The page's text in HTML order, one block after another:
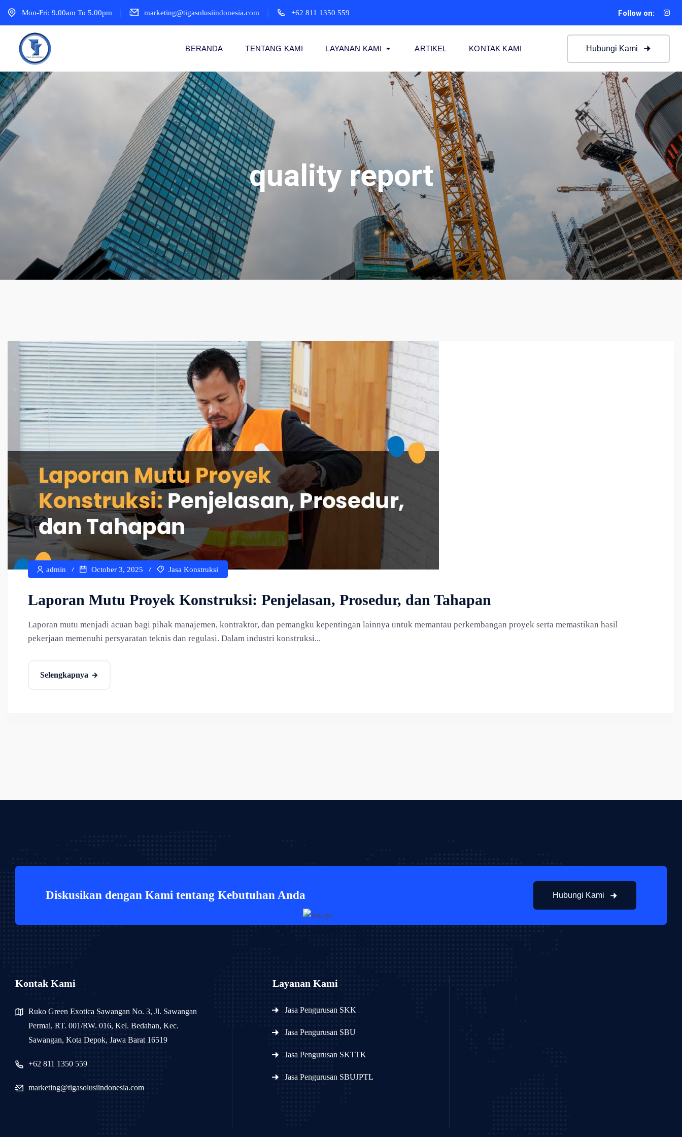
Mon-Fri: 9.00am To 5.00pm marketing@tigasolusiindonesia.com +62 811 1350 559 Follow on:
BERANDA TENTANG KAMI LAYANAN KAMI ARTIKEL KONTAK KAMI Hubungi Kami
quality report
admin October 3, 2025 Jasa Konstruksi
Laporan Mutu Proyek Konstruksi: Penjelasan, Prosedur, dan Tahapan
Laporan mutu menjadi acuan bagi pihak manajemen, kontraktor, dan pemangku kepentingan lainnya untuk memantau perkembangan proyek serta memastikan hasil
pekerjaan memenuhi persyaratan teknis dan regulasi. Dalam industri konstruksi...
Selengkapnya
Diskusikan dengan Kami tentang Kebutuhan Anda Hubungi Kami
Kontak Kami
Ruko Green Exotica Sawangan No. 3, Jl. Sawangan
Permai, RT. 001/RW. 016, Kel. Bedahan, Kec.
Sawangan, Kota Depok, Jawa Barat 16519
+62 811 1350 559
marketing@tigasolusiindonesia.com
Layanan Kami
Jasa Pengurusan SKK
Jasa Pengurusan SBU
Jasa Pengurusan SKTTK
Jasa Pengurusan SBUJPTL